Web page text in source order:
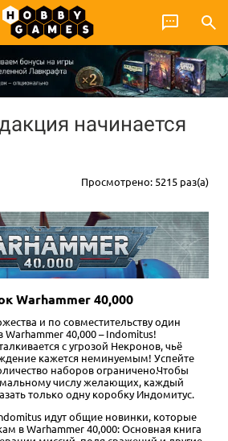
начинается
Просмотрено: 5215 раз(а)
Warhammer 40,000
и по совместительству один
40,000 – Indomitus!
с угрозой Некронов, чьё
кажется неминуемым! Успейте
наборов ограничено.Чтобы
числу желающих, каждый
только одну коробку Индомитус.
идут общие новинки, которые
в Warhammer 40,000: Основная книга